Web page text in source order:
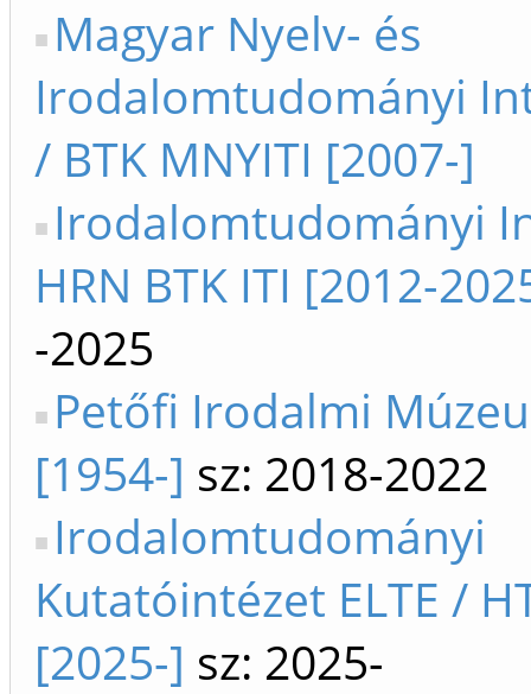
Magyar Nyelv- és
Irodalomtudományi
/ BTK MNYITI [2007-]
Irodalomtudományi
HRN BTK ITI [2012-
-2025
Petőfi Irodalmi
[1954-] sz: 2018-2022
Irodalomtudományi
Kutatóintézet ELTE /
[2025-] sz: 2025-